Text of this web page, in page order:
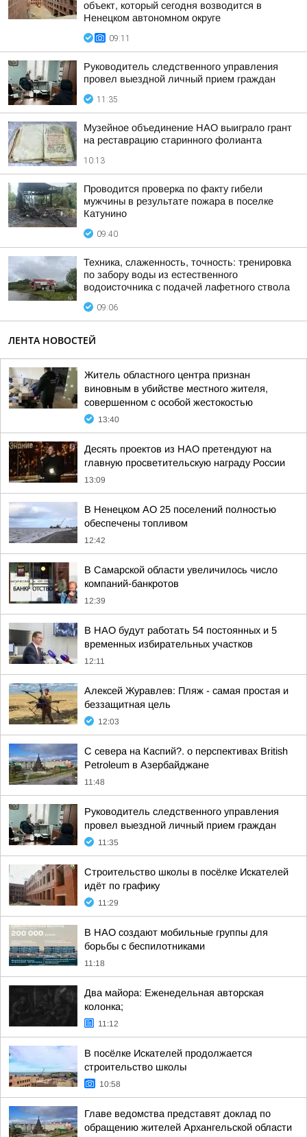
объект, который сегодня возводится в
Ненецком автономном округе
09:11
Руководитель следственного управления
провел выездной личный прием граждан
11:35
Музейное объединение НАО выиграло грант
на реставрацию старинного фолианта
10:13
Проводится проверка по факту гибели
мужчины в результате пожара в поселке
Катунино
09:40
Техника, слаженность, точность: тренировка
по забору воды из естественного
водоисточника с подачей лафетного ствола
09:06
ЛЕНТА НОВОСТЕЙ
Житель областного центра признан
виновным в убийстве местного жителя,
совершенном с особой жестокостью
13:40
Десять проектов из НАО претендуют на
главную просветительскую награду России
13:09
В Ненецком АО 25 поселений полностью
обеспечены топливом
12:42
В Самарской области увеличилось число
компаний-банкротов
12:39
В НАО будут работать 54 постоянных и 5
временных избирательных участков
12:11
Алексей Журавлев: Пляж - самая простая и
беззащитная цель
12:03
С севера на Каспий?. о перспективах British
Petroleum в Азербайджане
11:48
Руководитель следственного управления
провел выездной личный прием граждан
11:35
Строительство школы в посёлке Искателей
идёт по графику
11:29
В НАО создают мобильные группы для
борьбы с беспилотниками
11:18
Два майора: Еженедельная авторская
колонка;
11:12
В посёлке Искателей продолжается
строительство школы
10:58
Главе ведомства представят доклад по
обращению жителей Архангельской области